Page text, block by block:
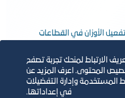
الأوزان في القطاعات
الارتباط لمنحك تجربة تصفح
المحتوى. اعرف المزيد عن
المستخدمة وإدارة التفضيلات
في إعداداتها.